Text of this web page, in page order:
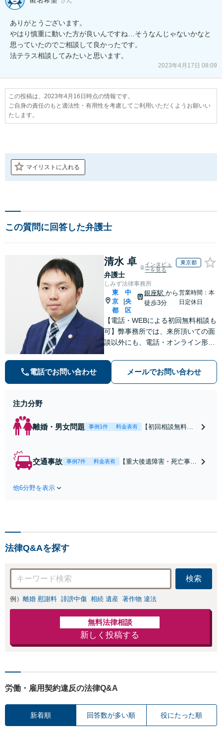
ありがとうございます。
やはり慎重に動いた方が良いんですね…そうなんじゃないかなと
思っていたのでご相談して良かったです。
2023年4月17日 08:09
この投稿は、2023年4月16日時点の情報です。
ご自身の責任のもと適法性・有用性を考慮してご利用いただくようお願いい
たします。
マイリストに入れる
この質問に回答した弁護士
清水 卓
弁護士
インタビュ
ーを見る
東京都
しみず法律事務所
東
京
都
中
央
区
銀座駅 から
徒歩3分
営業時間：本
日定休日
【電話・WEBによる初回無料相談も
可】弊事務所では、来所頂いての面
談以外にも、電話・オンライン形式
弁護士にご相談頂くことで、今のご
不安が和らぐとともに、問題解決の
ために前に進むことができます。
電話でお問い合わせ メールでお問い合わせ
注力分野
離婚・男女問題 事例1件 料金表有
【初回相談無料】
条件で離婚ができ
交通事故 事例7件 料金表有
【重大後遺障害・死亡事案
応・納得できる解決を」
他6分野を表示
法律Q&Aを探す
検索
例） 離婚 慰謝料 誹謗中傷 相続 遺産 著作物 違法
無料法律相談
新しく投稿する
労働・雇用契約違反の法律Q&A
新着順 回答数が多い順 役にたった順